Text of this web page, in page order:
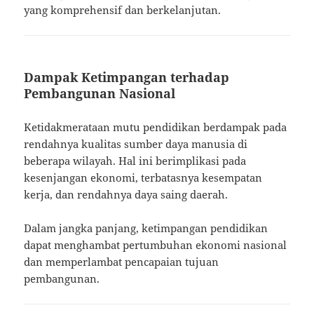
yang komprehensif dan berkelanjutan.
Dampak Ketimpangan terhadap
Pembangunan Nasional
Ketidakmerataan mutu pendidikan berdampak pada
rendahnya kualitas sumber daya manusia di
beberapa wilayah. Hal ini berimplikasi pada
kesenjangan ekonomi, terbatasnya kesempatan
kerja, dan rendahnya daya saing daerah.
Dalam jangka panjang, ketimpangan pendidikan
dapat menghambat pertumbuhan ekonomi nasional
dan memperlambat pencapaian tujuan
pembangunan.